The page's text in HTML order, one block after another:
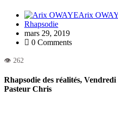
Arix
Rhapsodie
mars 29, 2019
0 Comments
Rhapsodie des réalités,
Pasteur Chris